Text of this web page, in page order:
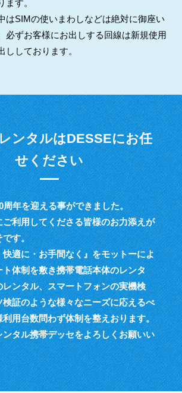
ます。
はSIMの使いまわしなどは絶対に御座い
必ずお客様にお出しする回線は新規使用
ししております。
ンタルはDESSEにお任
せください
周年を迎える事ができました。
ご利用してくださる皆様のお力添えが
です。
快適に・お手間なく』をモットーによ
ト体制を敷き携帯電話本体のレンタ
レンタル、スマートフォンの実機検
検証のような様々なニーズに応えるべ
利用台数問わず体制を整えおります。
ンタル携帯デッセをよろしくお願いい